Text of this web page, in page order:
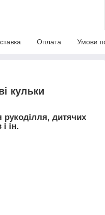
Оплата Умови
кульки
рукоділля, дитячих
ін.